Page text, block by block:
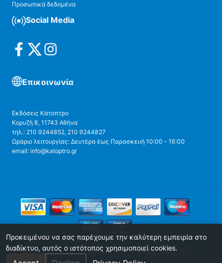
Προσωπικά δεδομένα
Social Media
Επικοινωνία
Εκδόσεις Κάτοπτρο
Κορυζή 8, 11743 Αθήνα
τηλ.: 210 9244852, 210 9244827
Ωράριο λειτουργίας: Δευτέρα έως Παρασκευή 10:00 - 16:00
email: info@katoptro.gr
Copyright © Katoptro publications - 2025. All rights reserved.
Προκειμένου να σας παρέχουμε την καλύτερη εμπειρία στο
διαδίκτυο, αυτός ο ιστότοπος χρησιμοποιεί cookies.